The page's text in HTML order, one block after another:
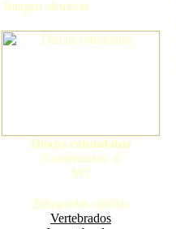
Imagen aleatoria
Discus rotundatus
Comentarios: 0
MT
Búsquedas rápidas
Vertebrados